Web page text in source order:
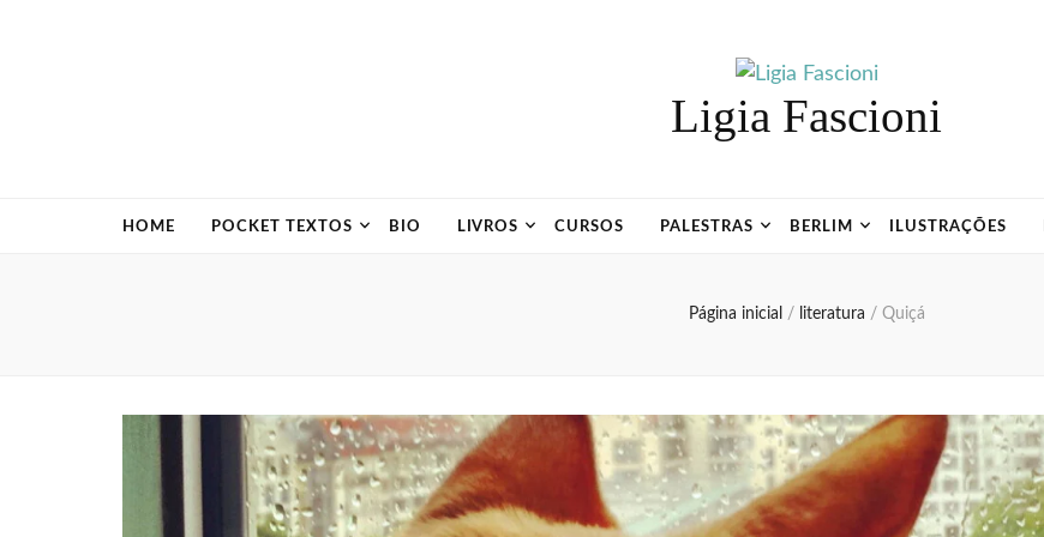
Ligia Fascioni
HOME POCKET TEXTOS BIO LIVROS CURSOS PALESTRAS BERLIM ILUSTRAÇÕES
Página inicial / literatura / Quiçá